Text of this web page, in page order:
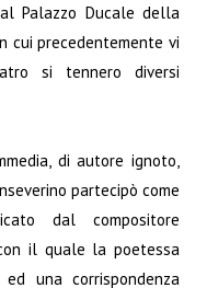
Palazzo Ducale della
cui precedentemente vi
si tennero diversi
di autore ignoto,
partecipò come
dal compositore
il quale la poetessa
una corrispondenza